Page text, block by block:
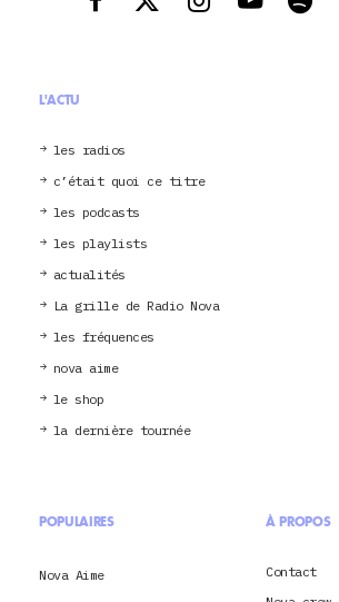
L'ACTU
les radios
c’était quoi ce titre
les podcasts
les playlists
actualités
La grille de Radio Nova
les fréquences
nova aime
le shop
la dernière tournée
POPULAIRES
Nova Aime
À PROPOS
Contact